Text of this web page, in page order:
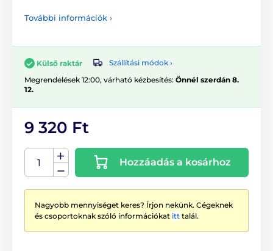
További információk ›
Külső raktár
Szállítási módok ›
Megrendelések 12:00, várható kézbesítés: Önnél szerdán 8.
12.
9 320 Ft
Hozzáadás a kosárhoz
Nagyobb mennyiséget keres? Írjon nekünk. Cégeknek
és csoportoknak szóló információkat itt talál.